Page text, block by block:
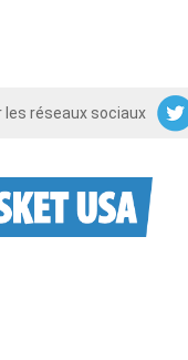
les réseaux sociaux
Twitter